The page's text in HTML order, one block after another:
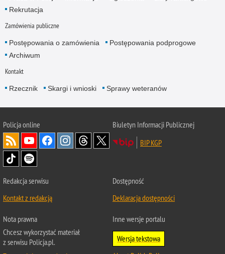
Rekrutacja
Zamówienia publiczne
Postępowania o zamówienia
Postępowania podprogowe
Archiwum
Kontakt
Rzecznik Skargi i wnioski Sprawy weteranów
Policjaonline
Biuletyn Informacji Publicznej
BIP KGP
Redakcja serwisu
Kontakt z redakcją
Dostępność
Deklaracja dostępności
Nota prawna
Chcesz wykorzystać materiał
z serwisu Policja.pl.
Inne wersje portalu
Wersja tekstowa